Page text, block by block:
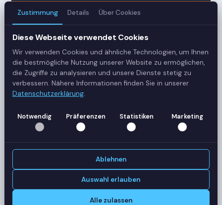
Server
42
Status
CPU
62%
Zustimmung Details Über Cookies
Diese Webseite verwendet Cookies
Wir verwenden Cookies und ähnliche Technologien, um Ihnen
die bestmögliche Nutzung unserer Website zu ermöglichen,
die Zugriffe zu analysieren und unsere Dienste stetig zu
verbessern. Nähere Informationen finden Sie in unserer
Datenschutzerklärung.
Notwendig Präferenzen Statistiken Marketing
Ablehnen
Auswahl erlauben
Alle zulassen